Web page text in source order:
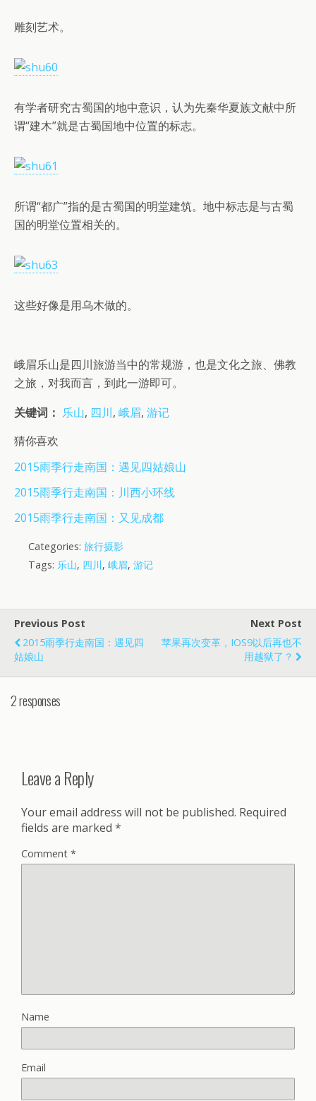
雕刻艺术。
有学者研究古蜀国的地中意识，认为先秦华夏族文献中所
谓“建木”就是古蜀国地中位置的标志。
所谓“都广”指的是古蜀国的明堂建筑。地中标志是与古蜀
国的明堂位置相关的。
这些好像是用乌木做的。
峨眉乐山是四川旅游当中的常规游，也是文化之旅、佛教
之旅，对我而言，到此一游即可。
关键词： 乐山, 四川, 峨眉, 游记
猜你喜欢
2015雨季行走南国：遇见四姑娘山
2015雨季行走南国：川西小环线
2015雨季行走南国：又见成都
Categories: 旅行摄影
Tags: 乐山, 四川, 峨眉, 游记
Previous Post
2015雨季行走南国：遇见四
姑娘山
Next Post
苹果再次变革，iOS9以后再也不
用越狱了？
2 responses
Leave a Reply
Your email address will not be published. Required
fields are marked *
Comment *
Name
Email